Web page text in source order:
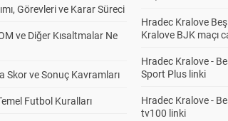
Görevleri ve Karar Süreci
ve Diğer Kısaltmalar Ne
Skor ve Sonuç Kavramları
Futbol Kuralları
Hradec Kralove
Kralove BJK maçı
Hradec Kralove -
Sport Plus linki
Hradec Kralove -
tv100 linki